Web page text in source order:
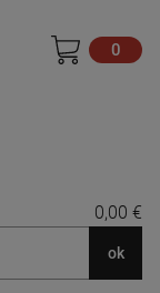
0
0,00 €
ok